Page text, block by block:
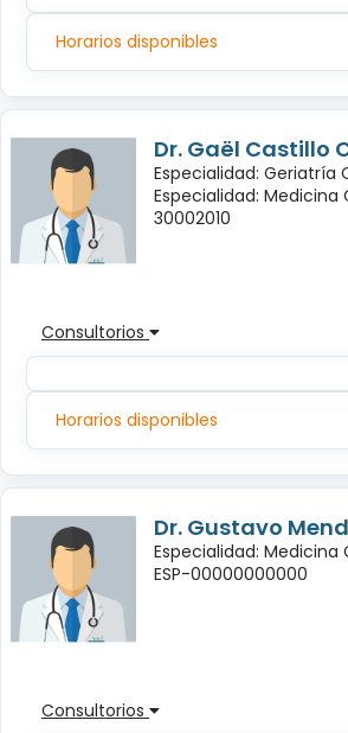
Horarios disponibles
Dr. Gaël Castillo
Especialidad: Geriatría
Especialidad: Medicina
30002010
Consultorios
Horarios disponibles
Dr. Gustavo
Especialidad: Medicina
ESP-00000000000
Consultorios